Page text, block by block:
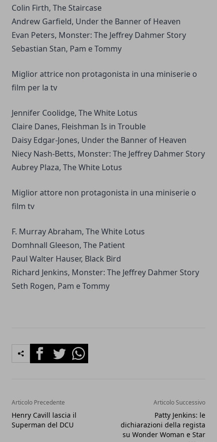
Colin Firth, The Staircase
Andrew Garfield, Under the Banner of Heaven
Evan Peters, Monster: The Jeffrey Dahmer Story
Sebastian Stan, Pam e Tommy
Miglior attrice non protagonista in una miniserie o
film per la tv
Jennifer Coolidge, The White Lotus
Claire Danes, Fleishman Is in Trouble
Daisy Edgar-Jones, Under the Banner of Heaven
Niecy Nash-Betts, Monster: The Jeffrey Dahmer Story
Aubrey Plaza, The White Lotus
Miglior attore non protagonista in una miniserie o
film tv
F. Murray Abraham, The White Lotus
Domhnall Gleeson, The Patient
Paul Walter Hauser, Black Bird
Richard Jenkins, Monster: The Jeffrey Dahmer Story
Seth Rogen, Pam e Tommy
FacebookTwitterWhatsapp
Articolo Precedente
Henry Cavill lascia il
Superman del DCU
Articolo Successivo
Patty Jenkins: le
dichiarazioni della regista
su Wonder Woman e Star